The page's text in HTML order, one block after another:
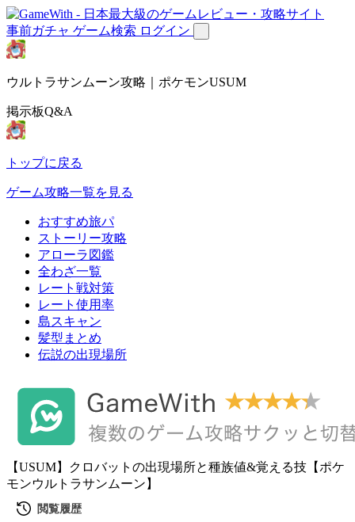
事前ガチャ ゲーム検索 ログイン
ウルトラサンムーン攻略｜ポケモンUSUM
掲示板Q&A
トップに戻る
ゲーム攻略一覧を見る
おすすめ旅パ
ストーリー攻略
アローラ図鑑
全わざ一覧
レート戦対策
レート使用率
島スキャン
髪型まとめ
伝説の出現場所
【USUM】クロバットの出現場所と種族値&覚える技【ポケ
モンウルトラサンムーン】